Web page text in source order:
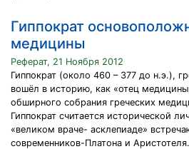
Гиппократ
медицины
Реферат, 21 Ноября 2012
Гиппократ (около 460 – 377 до н.э.),
вошёл в историю, как «отец
обширного собрания греческих
Гиппократ считается исторической
«великом враче- асклепиаде»
современников-Платона и